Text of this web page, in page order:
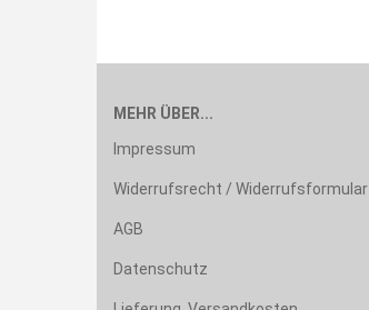
MEHR ÜBER...
Impressum
Widerrufsrecht / Widerrufsformular
AGB
Datenschutz